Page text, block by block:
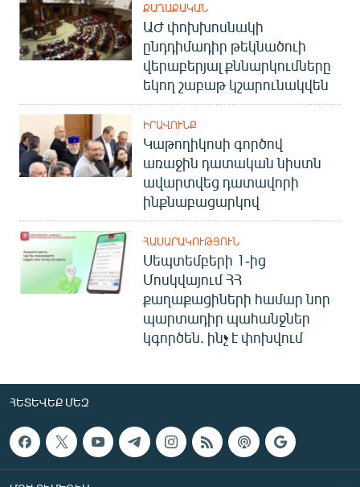
ՔԱՂԱՔԱԿԱՆ
ԱԺ փոխխոսնակի
ընդդիմադիր թեկնածուի
վերաբերյալ քննարկումները
եկող շաբաթ կշարունակվեն
ԻՐԱՎՈՒՆՔ
Կաթողիկոսի գործով
առաջին դատական նիստն
ավարտվեց դատավորի
ինքնաբացարկով
ՀԱՍԱՐԱԿՈՒԹՅՈՒՆ
Սեպտեմբերի 1-ից
Մոսկվայում ՀՀ
քաղաքացիների համար նոր
պարտադիր պահանջներ
կգործեն. ինչ է փոխվում
ՀԵՏԵՎԵՔ ՄԵԶ